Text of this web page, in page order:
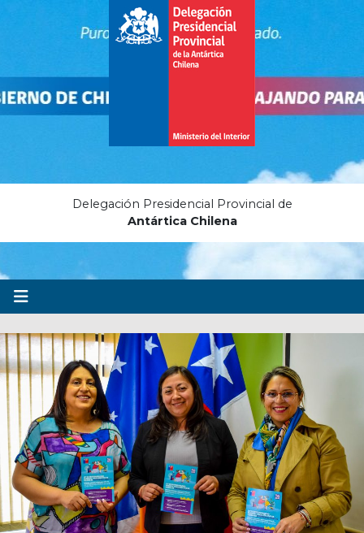
Delegación Presidencial Provincial de
Antártica Chilena